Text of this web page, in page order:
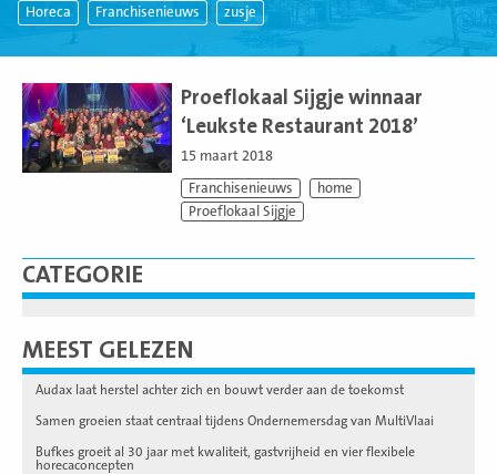
CATEGORIE
MEEST GELEZEN
Audax laat herstel achter zich en bouwt verder aan de toekomst
Samen groeien staat centraal tijdens Ondernemersdag van MultiVlaai
Bufkes groeit al 30 jaar met kwaliteit, gastvrijheid en vier flexibele
horecaconcepten
Horeca Franchisenieuws zusje
meer
Proeflokaal Sijgje winnaar
‘Leukste Restaurant 2018’
15 maart 2018
Franchisenieuws
home
Proeflokaal Sijgje